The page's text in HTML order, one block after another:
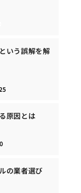
いう誤解を解
原因とは
の業者選び